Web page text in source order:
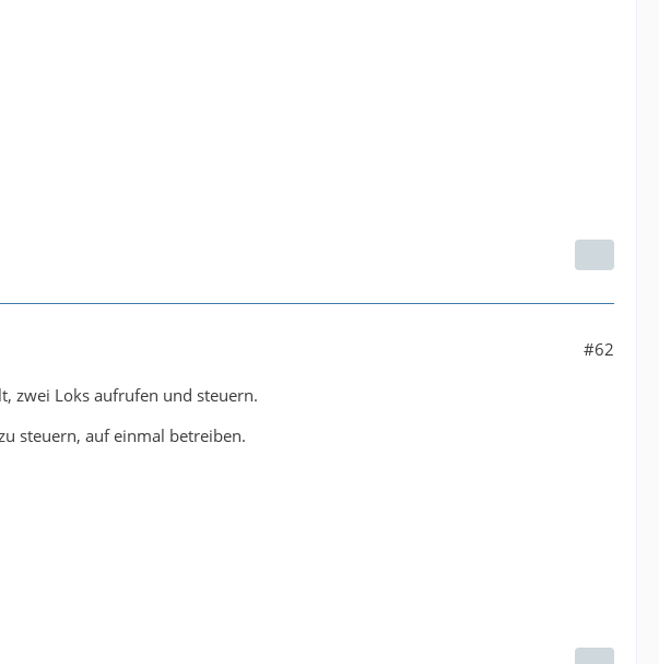
#62
zwei Loks aufrufen und steuern.
steuern, auf einmal betreiben.